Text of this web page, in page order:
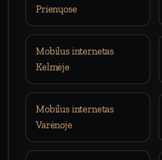
Prienųose
Mobilus internetas
Kelmėje
Mobilus internetas
Varėnoje